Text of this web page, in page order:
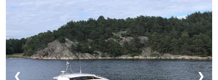
❮ ❯